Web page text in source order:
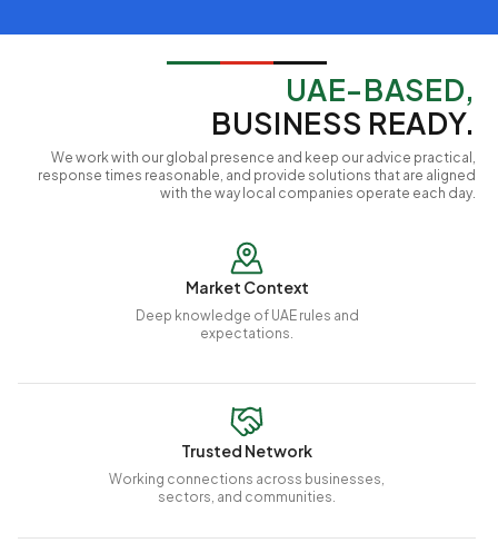
UAE-BASED,
BUSINESS READY.
We work with our global presence and keep our advice practical,
response times reasonable, and provide solutions that are aligned
with the way local companies operate each day.
Market Context
Deep knowledge of UAE rules and
expectations.
Trusted Network
Working connections across businesses,
sectors, and communities.